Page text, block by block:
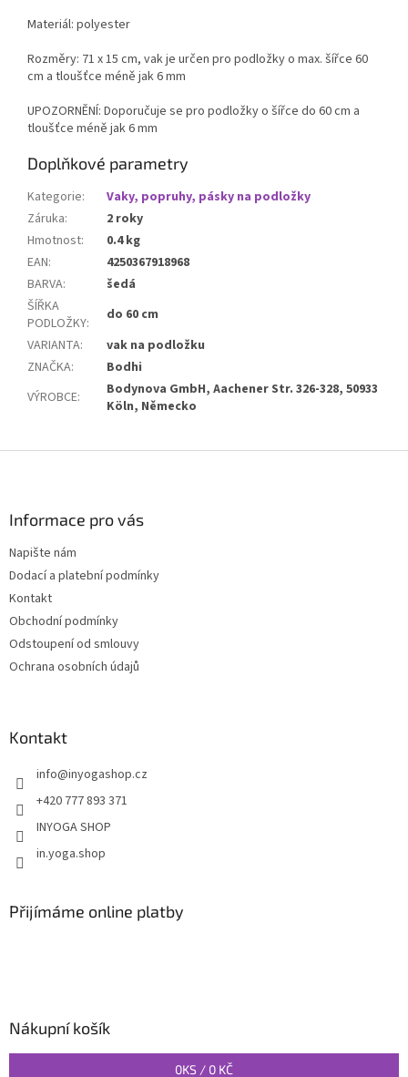
Materiál: polyester
Rozměry: 71 x 15 cm, vak je určen pro podložky o max. šířce 60
cm a tloušťce méně jak 6 mm
UPOZORNĚNÍ: Doporučuje se pro podložky o šířce do 60 cm a
tloušťce méně jak 6 mm
Doplňkové parametry
Kategorie:
Vaky, popruhy, pásky na podložky
Záruka:
2 roky
Hmotnost:
0.4 kg
EAN:
4250367918968
BARVA:
šedá
ŠÍŘKA
PODLOŽKY:
do 60 cm
VARIANTA:
vak na podložku
ZNAČKA:
Bodhi
VÝROBCE:
Bodynova GmbH, Aachener Str. 326-328, 50933
Köln, Německo
Informace pro vás
Napište nám
Dodací a platební podmínky
Kontakt
Obchodní podmínky
Odstoupení od smlouvy
Ochrana osobních údajů
Kontakt
info@inyogashop.cz
+420 777 893 371
INYOGA SHOP
in.yoga.shop
Přijímáme online platby
Nákupní košík
0KS / 0 KČ